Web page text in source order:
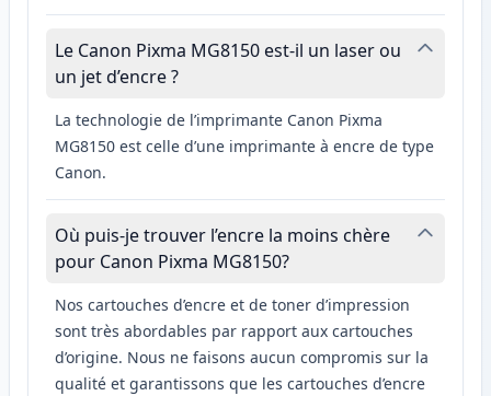
Le Canon Pixma MG8150 est-il un laser ou
un jet d’encre ?
La technologie de l’imprimante Canon Pixma
MG8150 est celle d’une imprimante à encre de type
Canon.
Où puis-je trouver l’encre la moins chère
pour Canon Pixma MG8150?
Nos cartouches d’encre et de toner d’impression
sont très abordables par rapport aux cartouches
d’origine. Nous ne faisons aucun compromis sur la
qualité et garantissons que les cartouches d’encre